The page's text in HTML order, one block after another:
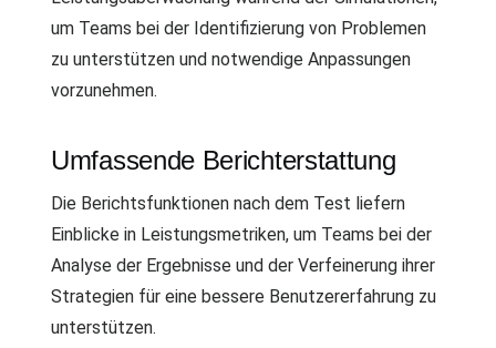
um Teams bei der Identifizierung von Problemen
zu unterstützen und notwendige Anpassungen
vorzunehmen.
Umfassende Berichterstattung
Die Berichtsfunktionen nach dem Test liefern
Einblicke in Leistungsmetriken, um Teams bei der
Analyse der Ergebnisse und der Verfeinerung ihrer
Strategien für eine bessere Benutzererfahrung zu
unterstützen.